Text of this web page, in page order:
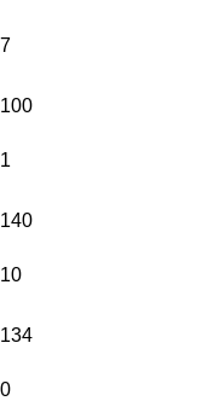
7
100
1
140
10
134
0